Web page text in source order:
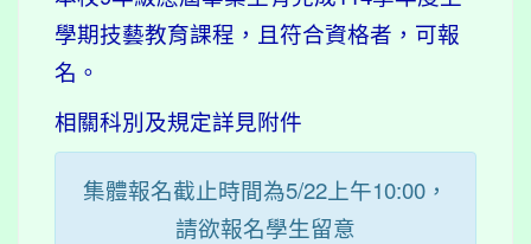
學期技藝教育課程，且符合資格者，可報
名。
相關科別及規定詳見附件
集體報名截止時間為5/22上午10:00，
請欲報名學生留意